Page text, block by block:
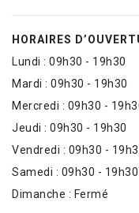
HORAIRES
Lundi : 09h30 - 19h30
Mardi : 09h30 - 19h30
Mercredi : 09h30 -
Jeudi : 09h30 - 19h30
Vendredi : 09h30 -
Samedi : 09h30 - 19h30
Dimanche : Fermé